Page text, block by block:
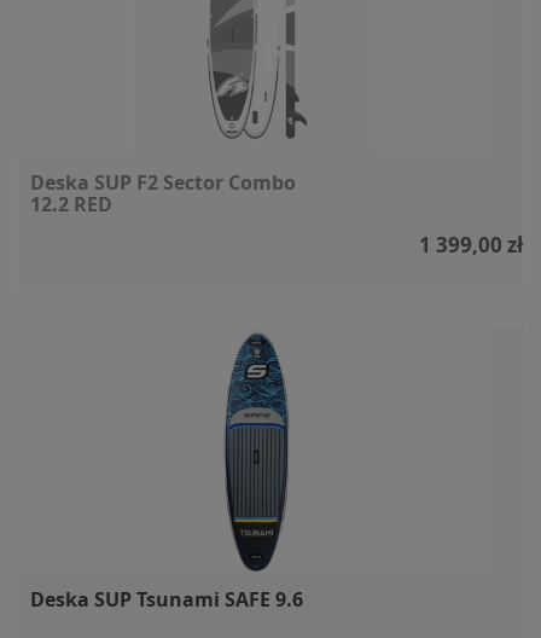
Deska SUP F2 Sector Combo
12.2 RED
1 399,00 zł
Deska SUP Tsunami SAFE 9.6